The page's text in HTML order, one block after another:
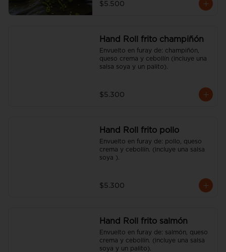
$5.500
Hand Roll frito champiñón
Envuelto en furay de: champiñón,
queso crema y cebollín (incluye una
salsa soya y un palito).
$5.300
Hand Roll frito pollo
Envuelto en furay de: pollo, queso
crema y cebollín. (incluye una salsa
soya ).
$5.300
Hand Roll frito salmón
Envuelto en furay de: salmón, queso
crema y cebollín. (incluye una salsa
soya y un palito).